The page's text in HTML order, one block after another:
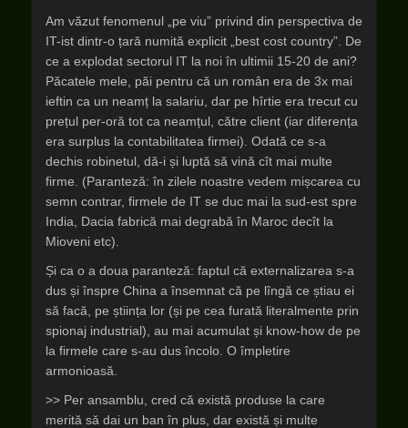
Am văzut fenomenul „pe viu” privind din perspectiva de
IT-ist dintr-o țară numită explicit „best cost country”. De
ce a explodat sectorul IT la noi în ultimii 15-20 de ani?
Păcatele mele, păi pentru că un român era de 3x mai
ieftin ca un neamț la salariu, dar pe hîrtie era trecut cu
prețul per-oră tot ca neamțul, către client (iar diferența
era surplus la contabilitatea firmei). Odată ce s-a
dechis robinetul, dă-i și luptă să vină cît mai multe
firme. (Paranteză: în zilele noastre vedem mișcarea cu
semn contrar, firmele de IT se duc mai la sud-est spre
India, Dacia fabrică mai degrabă în Maroc decît la
Mioveni etc).
Și ca o a doua paranteză: faptul că externalizarea s-a
dus și înspre China a însemnat că pe lîngă ce știau ei
să facă, pe știința lor (și pe cea furată literalmente prin
spionaj industrial), au mai acumulat și know-how de pe
la firmele care s-au dus încolo. O împletire
armonioasă.
>> Per ansamblu, cred că există produse la care
merită să dai un ban în plus, dar există și multe